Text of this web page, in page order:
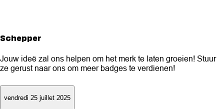
Schepper
Jouw ideë zal ons helpen om het merk te laten groeien! Stuur
ze gerust naar ons om meer badges te verdienen!
vendredi 25 juillet 2025